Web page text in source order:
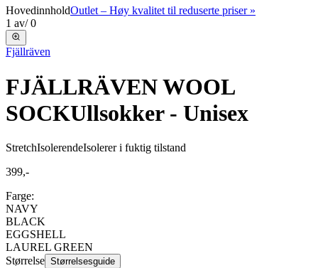
HovedinnholdOutlet – Høy kvalitet til reduserte priser »
1 av/ 0
Fjällräven
FJÄLLRÄVEN WOOL
SOCKUllsokker - Unisex
StretchIsolerendeIsolerer i fuktig tilstand
399,-
Farge:
NAVY
BLACK
EGGSHELL
LAUREL GREEN
Størrelse Størrelsesguide